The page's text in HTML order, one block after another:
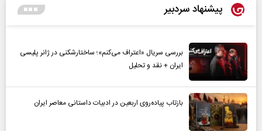
پیشنهاد سردبیر
بررسی سریال «اعتراف می‌کنم»؛ ساختارشکنی در ژانر پلیسی
ایران + نقد و تحلیل
بازتاب پیاده‌روی اربعین در ادبیات داستانی معاصر ایران